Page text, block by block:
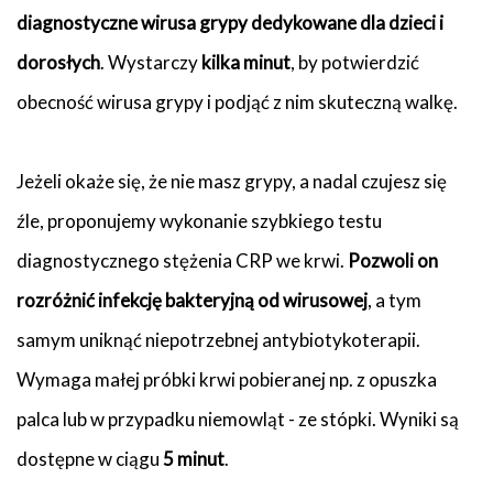
diagnostyczne wirusa grypy dedykowane dla dzieci i
dorosłych. Wystarczykilka minut, by potwierdzić
obecność wirusa grypy i podjąć z nim skuteczną walkę.
Jeżeli okaże się, że nie masz grypy, a nadal czujesz się
źle, proponujemy wykonanie szybkiego testu
diagnostycznego stężenia CRP we krwi. Pozwoli on
rozróżnić infekcję bakteryjną od wirusowej, a tym
samym uniknąć niepotrzebnej antybiotykoterapii.
Wymaga małej próbki krwi pobieranej np. z opuszka
palca lub w przypadku niemowląt - ze stópki. Wyniki są
dostępne w ciągu5 minut.